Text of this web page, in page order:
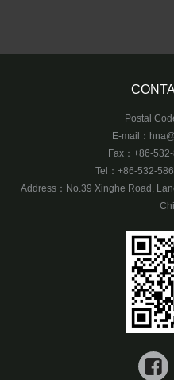
Postal
E-mail：
Fax：+86-
Tel：+86-532-
Address：No.39 Xinghe Road,